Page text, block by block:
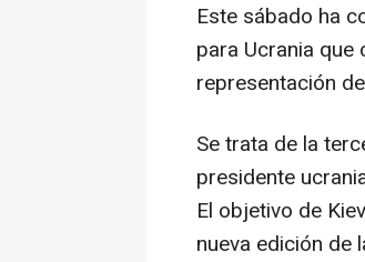
Este sábado ha
para Ucrania
representación
Se trata de la
presidente
El objetivo de
nueva edición de